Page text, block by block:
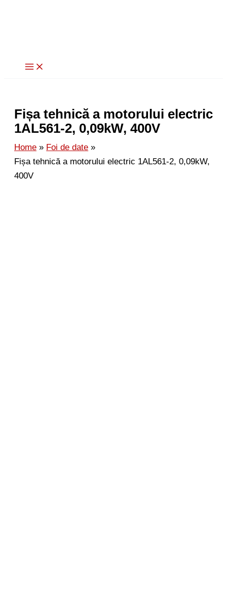
Fișa tehnică a motorului electric
1AL561-2, 0,09kW, 400V
Home
Foi de date
Fișa tehnică a motorului electric 1AL561-2, 0,09kW,
400V